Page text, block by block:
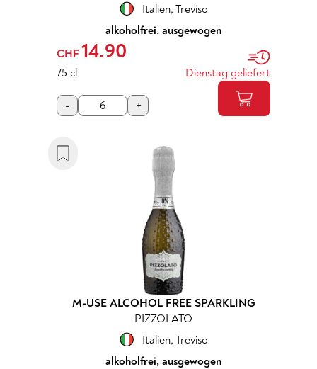
Italien, Treviso
alkoholfrei, ausgewogen
CHF 14.90
75 cl Dienstag geliefert
- +
M-USE ALCOHOL FREE SPARKLING
PIZZOLATO
Italien, Treviso
alkoholfrei, ausgewogen